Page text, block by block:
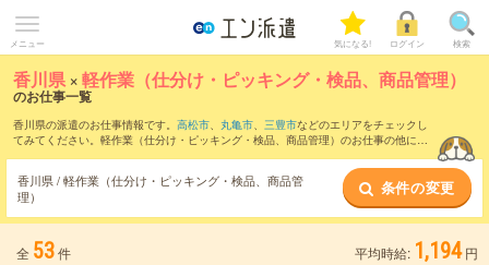
メニュー 気になる! ログイン 検索
香川県 ×軽作業（仕分け・ピッキング・検品、商品管理）
のお仕事一覧
香川県の派遣のお仕事情報です。 高松市、 丸亀市、 三豊市などのエリアをチェックし
てみてください。軽作業（仕分け・ピッキング・検品、商品管理）のお仕事の他に、
などのこだわり条件で絞り込んでいただ
けます。職種辞典：軽作業（仕分け・ピッキング・検品、商品管理）のお仕事とは？
とは？
香川県 / 軽作業（仕分け・ピッキング・検品、商品管
理）
条件の変更
全 53件 平均時給: 1,194 円